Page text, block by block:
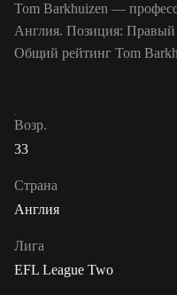
Tom Barkhuizen —
Англия. Позиция:
Общий рейтинг Tom
Возр.
33
Страна
Англия
Лига
EFL League Two